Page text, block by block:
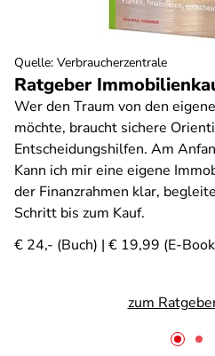
Ratgeber
Wer den Traum von den
möchte, braucht sichere
Entscheidungshilfen. Am
Kann ich mir eine eigene
der Finanzrahmen klar,
Schritt bis zum Kauf.
€ 24,- (Buch) | € 19,99 (E-
zum
Quelle: Verbraucherzentrale